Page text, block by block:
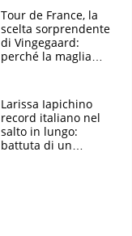
compagni
Tour de France, la
scelta sorprendente
di Vingegaard:
perché la maglia
rischio da evitare
Larissa Iapichino
record italiano nel
salto in lungo:
battuta di un